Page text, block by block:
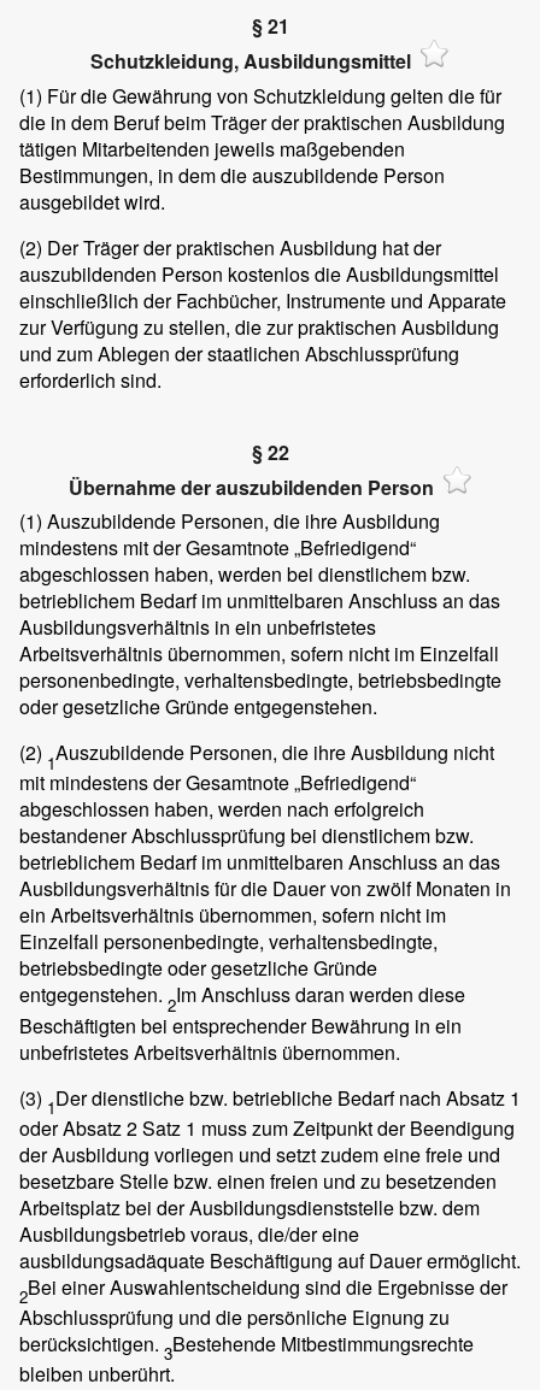
§ 21
Schutzkleidung, Ausbildungsmittel
(1) Für die Gewährung von Schutzkleidung gelten die für
die in dem Beruf beim Träger der praktischen Ausbildung
tätigen Mitarbeitenden jeweils maßgebenden
Bestimmungen, in dem die auszubildende Person
ausgebildet wird.
(2) Der Träger der praktischen Ausbildung hat der
auszubildenden Person kostenlos die Ausbildungsmittel
einschließlich der Fachbücher, Instrumente und Apparate
zur Verfügung zu stellen, die zur praktischen Ausbildung
und zum Ablegen der staatlichen Abschlussprüfung
erforderlich sind.
§ 22
Übernahme der auszubildenden Person
(1) Auszubildende Personen, die ihre Ausbildung
mindestens mit der Gesamtnote „Befriedigend“
abgeschlossen haben, werden bei dienstlichem bzw.
betrieblichem Bedarf im unmittelbaren Anschluss an das
Ausbildungsverhältnis in ein unbefristetes
Arbeitsverhältnis übernommen, sofern nicht im Einzelfall
personenbedingte, verhaltensbedingte, betriebsbedingte
oder gesetzliche Gründe entgegenstehen.
(2) 1Auszubildende Personen, die ihre Ausbildung nicht
mit mindestens der Gesamtnote „Befriedigend“
abgeschlossen haben, werden nach erfolgreich
bestandener Abschlussprüfung bei dienstlichem bzw.
betrieblichem Bedarf im unmittelbaren Anschluss an das
Ausbildungsverhältnis für die Dauer von zwölf Monaten in
ein Arbeitsverhältnis übernommen, sofern nicht im
Einzelfall personenbedingte, verhaltensbedingte,
betriebsbedingte oder gesetzliche Gründe
entgegenstehen. 2Im Anschluss daran werden diese
Beschäftigten bei entsprechender Bewährung in ein
unbefristetes Arbeitsverhältnis übernommen.
(3) 1Der dienstliche bzw. betriebliche Bedarf nach Absatz 1
oder Absatz 2 Satz 1 muss zum Zeitpunkt der Beendigung
der Ausbildung vorliegen und setzt zudem eine freie und
besetzbare Stelle bzw. einen freien und zu besetzenden
Arbeitsplatz bei der Ausbildungsdienststelle bzw. dem
Ausbildungsbetrieb voraus, die/der eine
ausbildungsadäquate Beschäftigung auf Dauer ermöglicht.
2Bei einer Auswahlentscheidung sind die Ergebnisse der
Abschlussprüfung und die persönliche Eignung zu
berücksichtigen. 3Bestehende Mitbestimmungsrechte
bleiben unberührt.